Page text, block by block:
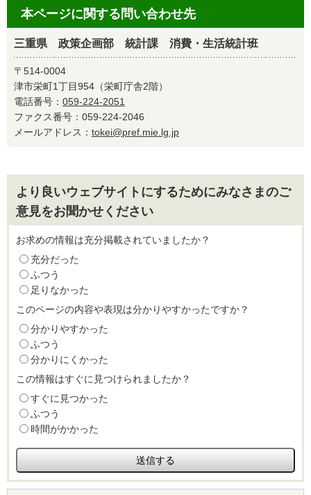
本ページに関する問い合わせ先
三重県 政策企画部 統計課 消費・生活統計班
〒514-0004
津市栄町1丁目954（栄町庁舎2階）
電話番号： 059-224-2051
ファクス番号：059-224-2046
メールアドレス： tokei@pref.mie.lg.jp
より良いウェブサイトにするためにみなさまのご
意見をお聞かせください
お求めの情報は充分掲載されていましたか？
充分だった
ふつう
足りなかった
このページの内容や表現は分かりやすかったですか？
分かりやすかった
ふつう
分かりにくかった
この情報はすぐに見つけられましたか？
すぐに見つかった
ふつう
時間がかかった